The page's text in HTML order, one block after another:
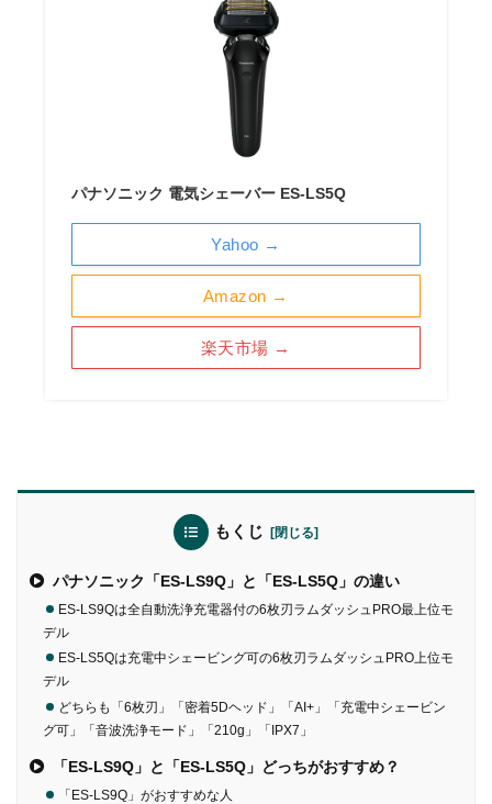
パナソニック 電気シェーバー ES-LS5Q
Amazon →
楽天市場 →
Yahoo →
もくじ
パナソニック「ES-LS9Q」と「ES-LS5Q」の違い
ES-LS9Qは全自動洗浄充電器付の6枚刃ラムダッシュPRO最上位モ
デル
ES-LS5Qは充電中シェービング可の6枚刃ラムダッシュPRO上位モ
デル
どちらも「6枚刃」「密着5Dヘッド」「AI+」「充電中シェービン
グ可」「音波洗浄モード」「210g」「IPX7」
「ES-LS9Q」と「ES-LS5Q」どっちがおすすめ？
「ES-LS9Q」がおすすめな人